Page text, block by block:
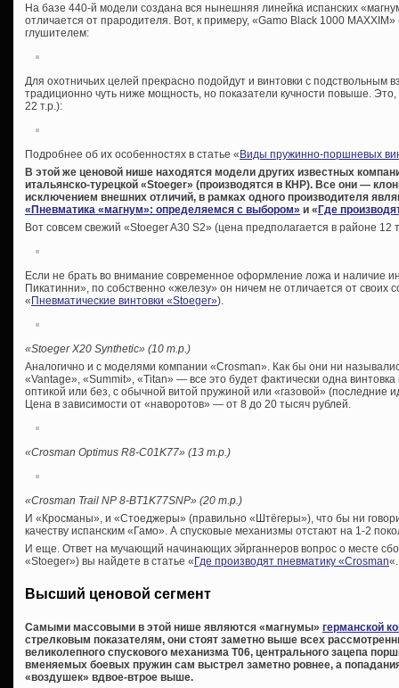
На базе 440-й модели создана вся нынешняя линейка испанских
отличается от прародителя. Вот, к примеру, «Gamo Black 1000
глушителем:
Для охотничьих целей прекрасно подойдут и винтовки с подствольным
традиционно чуть ниже мощность, но показатели кучности повыше.
22 т.р.):
Подробнее об их особенностях в статье «Виды пружинно-поршневых
В этой же ценовой нише находятся модели других известных
итальянско-турецкой «Stoeger» (производятся в КНР). Все они —
исключением внешних отличий, в рамках одного производителя
«Пневматика «магнум»: определяемся с выбором» и «Где
Вот совсем свежий «Stoeger A30 S2» (цена предполагается в районе 12
Если не брать во внимание современное оформление ложа и наличие
Пикатинни», по собственно «железу» он ничем не отличается от своих
«Пневматические винтовки «Stoeger»).
«Stoeger X20 Synthetic» (10 т.р.)
Аналогично и с моделями компании «Crosman». Как бы они ни
«Vantage», «Summit», «Titan» — все это будет фактически одна
оптикой или без, с обычной витой пружиной или «газовой»
Цена в зависимости от «наворотов» — от 8 до 20 тысяч рублей.
«Crosman Optimus R8-C01K77» (13 т.р.)
«Crosman Trail NP 8-BT1K77SNP» (20 т.р.)
И «Кросманы», и «Стоеджеры» (правильно «Штёгеры»), что бы ни
качеству испанским «Гамо». А спусковые механизмы отстают на 1-2
И еще. Ответ на мучающий начинающих эйрганнеров вопрос о месте
«Stoeger») вы найдете в статье «Где производят пневматику «Crosman«.
Высший ценовой сегмент
Самыми массовыми в этой нише являются «магнумы» германской
стрелковым показателям, они стоят заметно выше всех
великолепного спускового механизма Т06, центрального зацепа
вменяемых боевых пружин сам выстрел заметно ровнее, а
«воздушек» вдвое-втрое выше.